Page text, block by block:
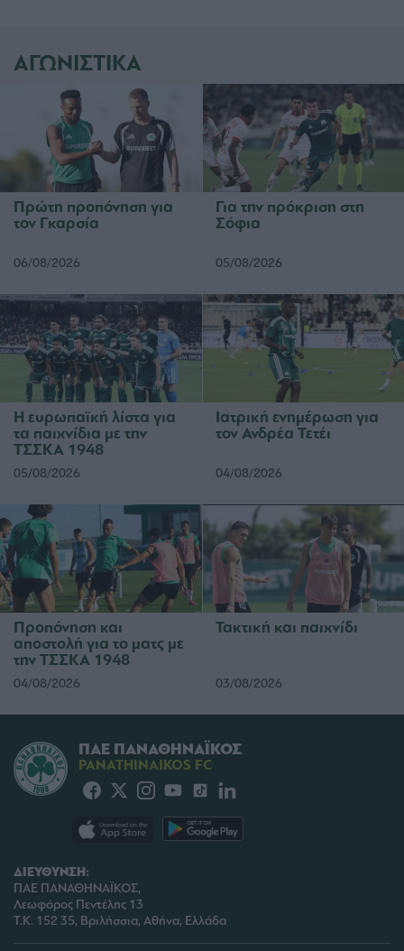
ΑΓΩΝΙΣΤΙΚΑ
Πρώτη προπόνηση για
τον Γκαρσία
06/08/2026
Για την πρόκριση στη
Σόφια
05/08/2026
Η ευρωπαϊκή λίστα για
τα παιχνίδια με την
ΤΣΣΚΑ 1948
05/08/2026
Ιατρική ενημέρωση για
τον Ανδρέα Τετέι
04/08/2026
Προπόνηση και
αποστολή για το ματς με
την ΤΣΣΚΑ 1948
04/08/2026
Τακτική και παιχνίδι
03/08/2026
ΔΙΕΥΘΥΝΣΗ:
ΠΑΕ ΠΑΝΑΘΗΝΑΪΚΟΣ,
Λεωφόρος Πεντέλης 13
Τ.Κ. 152 35, Βριλήσσια, Αθήνα, Ελλάδα
ΠΑΕ ΠΑΝΑΘΗΝΑΪΚΟΣ
PANATHINAIKOS FC